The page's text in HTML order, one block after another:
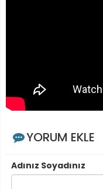
YORUM EKLE
Adınız Soyadınız